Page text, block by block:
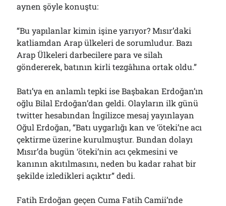
31/07/2026
Arşivler
Arşivler
aynen şöyle konuştu:
“Bu yapılanlar kimin işine yarıyor? Mısır’daki
katliamdan Arap ülkeleri de sorumludur. Bazı
Arap Ülkeleri darbecilere para ve silah
göndererek, batının kirli tezgâhına ortak oldu.”
Batı’ya en anlamlı tepki ise Başbakan Erdoğan’ın
oğlu Bilal Erdoğan’dan geldi. Olayların ilk günü
twitter hesabından İngilizce mesaj yayınlayan
Oğul Erdoğan, “Batı uygarlığı kan ve ‘öteki’ne acı
çektirme üzerine kurulmuştur. Bundan dolayı
Mısır’da bugün ‘öteki’nin acı çekmesini ve
kanının akıtılmasını, neden bu kadar rahat bir
şekilde izledikleri açıktır” dedi.
Fatih Erdoğan geçen Cuma Fatih Camii’nde